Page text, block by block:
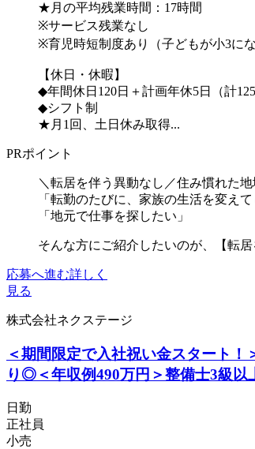
★月の平均残業時間：17時間
※サービス残業なし
※育児時短制度あり（子どもが小3にな
【休日・休暇】
◆年間休日120日＋計画年休5日（計125
◆シフト制
★月1回、土日休み取得...
PRポイント
＼転居を伴う異動なし／住み慣れた
「転勤のたびに、家族の生活を変え
「地元で仕事を探したい」
そんな方にご紹介したいのが、【転
応募へ進む詳しく
見る
株式会社ネクステージ
＜期間限定で入社祝い金スタート
り◎＜年収例490万円＞整備士3級以
日勤
正社員
小売